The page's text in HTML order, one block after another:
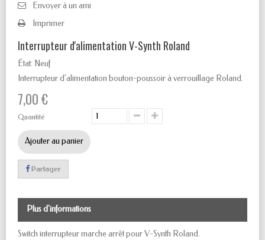
Envoyer à un ami
Imprimer
Interrupteur d'alimentation V-Synth Roland
État: Neuf
Interrupteur d'alimentation bouton-poussoir à verrouillage Roland.
7,00 €
Quantité
Ajouter au panier
Partager
Plus d'informations
Switch interrupteur marche arrêt pour V-Synth Roland.